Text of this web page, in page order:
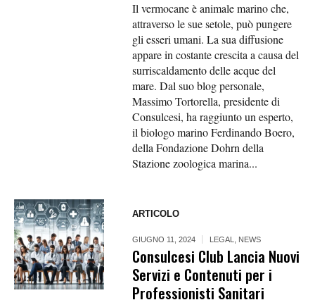
Il vermocane è animale marino che,
attraverso le sue setole, può pungere
gli esseri umani. La sua diffusione
appare in costante crescita a causa del
surriscaldamento delle acque del
mare. Dal suo blog personale,
Massimo Tortorella, presidente di
Consulcesi, ha raggiunto un esperto,
il biologo marino Ferdinando Boero,
della Fondazione Dohrn della
Stazione zoologica marina...
ARTICOLO
GIUGNO 11, 2024 LEGAL NEWS
Consulcesi Club Lancia Nuovi
Servizi e Contenuti per i
Professionisti Sanitari